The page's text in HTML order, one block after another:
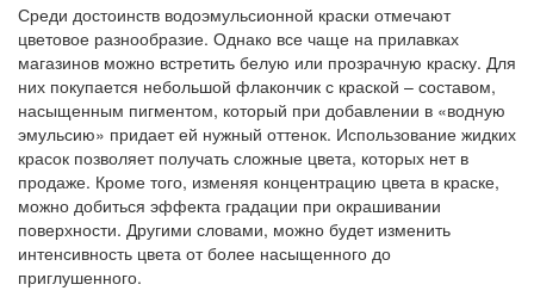
Среди достоинств водоэмульсионной краски отмечают
цветовое разнообразие. Однако все чаще на прилавках
магазинов можно встретить белую или прозрачную краску. Для
них покупается небольшой флакончик с краской – составом,
насыщенным пигментом, который при добавлении в «водную
эмульсию» придает ей нужный оттенок. Использование жидких
красок позволяет получать сложные цвета, которых нет в
продаже. Кроме того, изменяя концентрацию цвета в краске,
можно добиться эффекта градации при окрашивании
поверхности. Другими словами, можно будет изменить
интенсивность цвета от более насыщенного до
приглушенного.